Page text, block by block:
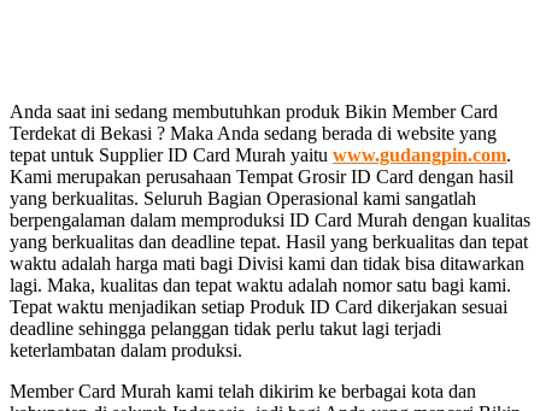
Anda saat ini sedang membutuhkan produk Bikin Member Card
Terdekat di Bekasi ? Maka Anda sedang berada di website yang
tepat untuk Supplier ID Card Murah yaitu www.gudangpin.com.
Kami merupakan perusahaan Tempat Grosir ID Card dengan hasil
yang berkualitas. Seluruh Bagian Operasional kami sangatlah
berpengalaman dalam memproduksi ID Card Murah dengan kualitas
yang berkualitas dan deadline tepat. Hasil yang berkualitas dan tepat
waktu adalah harga mati bagi Divisi kami dan tidak bisa ditawarkan
lagi. Maka, kualitas dan tepat waktu adalah nomor satu bagi kami.
Tepat waktu menjadikan setiap Produk ID Card dikerjakan sesuai
deadline sehingga pelanggan tidak perlu takut lagi terjadi
keterlambatan dalam produksi.
Member Card Murah kami telah dikirim ke berbagai kota dan